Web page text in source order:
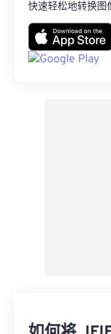
快速轻松地转换图